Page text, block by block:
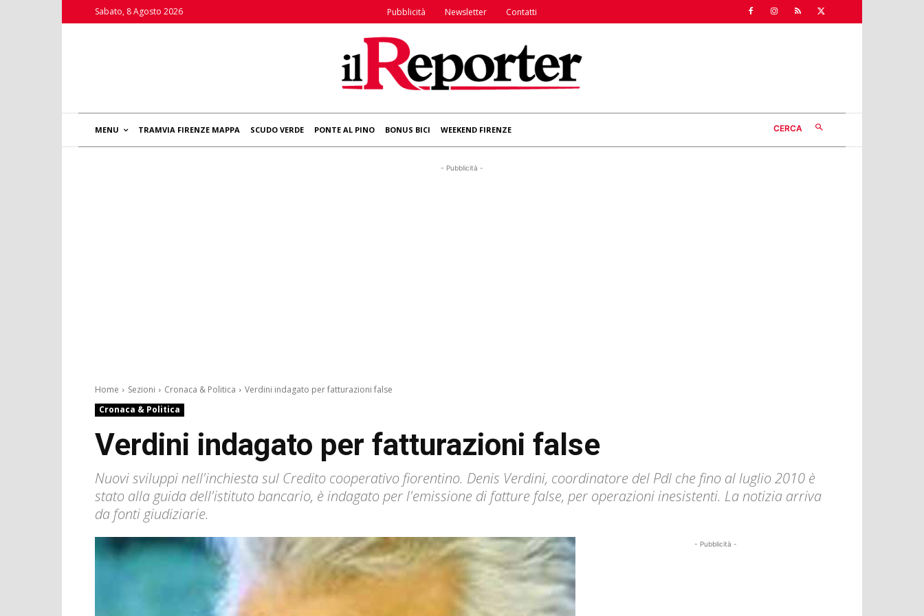
Sabato, 8 Agosto 2026 Pubblicità Newsletter Contatti
MENU TRAMVIA FIRENZE MAPPA SCUDO VERDE PONTE AL PINO BONUS BICI WEEKEND FIRENZE CERCA
- Pubblicità -
Home Sezioni Cronaca & Politica
Verdini indagato per fatturazioni false
Cronaca & Politica
Verdini indagato per fatturazioni false
Nuovi sviluppi nell'inchiesta sul Credito cooperativo fiorentino. Denis Verdini, coordinatore del Pdl che fino al luglio 2010 è
stato alla guida dell'istituto bancario, è indagato per l'emissione di fatture false, per operazioni inesistenti. La notizia arriva
da fonti giudiziarie.
- Pubblicità -